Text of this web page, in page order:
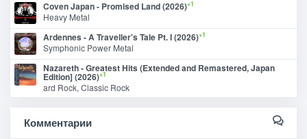
Coven Japan - Promised Land (2026)+1
Heavy Metal
Ardennes - A Traveller's Tale Pt. I (2026)+1
Symphonic Power Metal
Nazareth - Greatest Hits (Extended and Remastered, Japan
Edition] (2026)+1
ard Rock, Classic Rock
Комментарии